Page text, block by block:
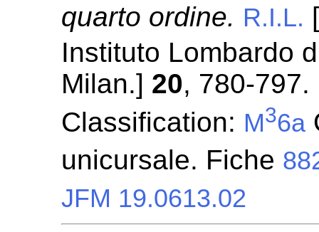
quarto ordine. R.I.L.
Instituto Lombardo
Milan.] 20, 780-797.
Classification: M36a
unicursale. Fiche
JFM 19.0613.02